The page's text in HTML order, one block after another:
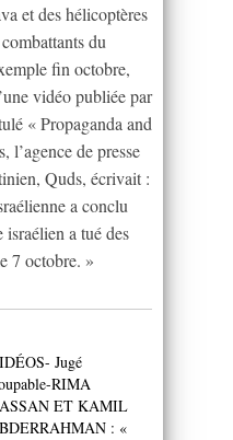
et des hélicoptères
du
fin octobre,
vidéo publiée par
« Propaganda and
l’agence de presse
Quds, écrivait :
a conclu
a tué des
7 octobre. »
Jugé
RIMA
ET KAMIL
: «